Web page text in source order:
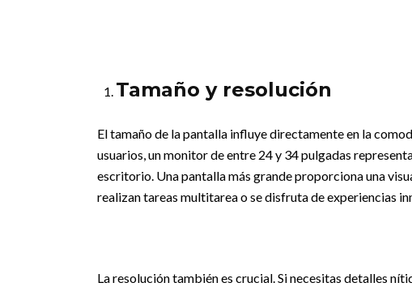
Tamaño y resolución
El tamaño de la pantalla influye directamente en la
usuarios, un monitor de entre 24 y 34 pulgadas
escritorio. Una pantalla más grande proporciona una
realizan tareas multitarea o se disfruta de experiencias
La resolución también es crucial. Si necesitas detalles